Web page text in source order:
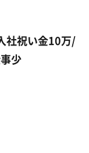
社祝い金10万/
少